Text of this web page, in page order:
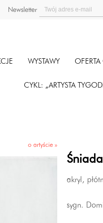
Newsletter
WYSTAWY OFERTA
CYKL: „ARTYSTA
o artyście »
akryl,
sygn.